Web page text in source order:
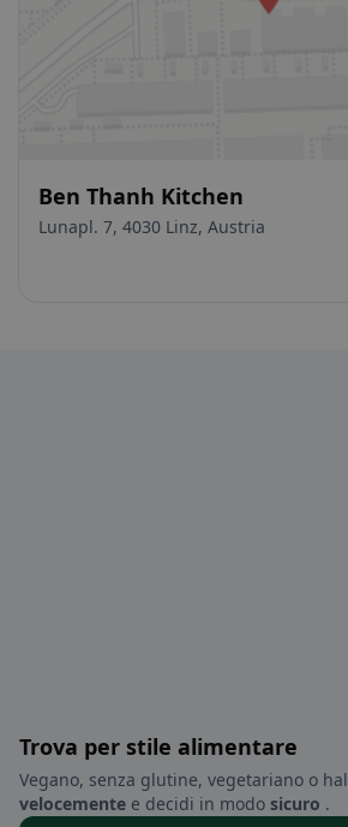
Ben Thanh Kitchen
Lunapl. 7, 4030 Linz, Austria
Trova per stile alimentare
Vegano, senza glutine, vegetariano o
velocemente e decidi in modo sicuro .